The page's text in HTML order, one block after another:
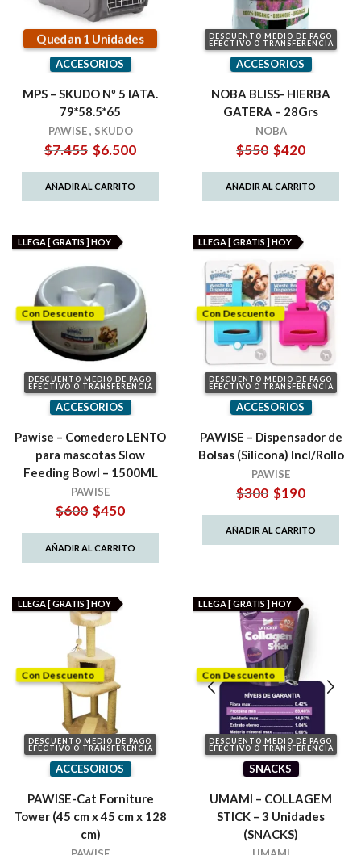
Quedan 1 Unidades
ACCESORIOS
MPS – SKUDO Nº 5 IATA.
79*58.5*65
PAWISE, SKUDO
$7.455 El
precio
original
era:
$6.500El
actual
AÑADIR AL CARRITO
DESCUENTO MEDIO DE PAGO
EFECTIVO O TRANSFERENCIA
ACCESORIOS
NOBA BLISS- HIERBA
GATERA – 28Grs
NOBA
$550 El
precio
original
era:
$420El
actual
es:
AÑADIR AL CARRITO
DESCUENTO MEDIO DE PAGO
EFECTIVO O TRANSFERENCIA
Con Descuento
LLEGA [ GRATIS ] HOY
ACCESORIOS
Pawise – Comedero LENTO
para mascotas Slow
Feeding Bowl – 1500ML
PAWISE
$600 El
era:
$450El
es:
AÑADIR AL CARRITO
DESCUENTO MEDIO DE PAGO
EFECTIVO O TRANSFERENCIA
Con Descuento
LLEGA [ GRATIS ] HOY
ACCESORIOS
PAWISE – Dispensador de
Bolsas (Silicona) Incl/Rollo
PAWISE
$300 El
era:
$190El
es:
AÑADIR AL CARRITO
DESCUENTO MEDIO DE PAGO
EFECTIVO O TRANSFERENCIA
Con Descuento
LLEGA [ GRATIS ] HOY
ACCESORIOS
PAWISE-Cat Forniture
Tower (45 cm x 45 cm x 128
cm)
DESCUENTO MEDIO DE PAGO
EFECTIVO O TRANSFERENCIA
Con Descuento
LLEGA [ GRATIS ] HOY
SNACKS
UMAMI – COLLAGEM
STICK – 3 Unidades
(SNACKS)